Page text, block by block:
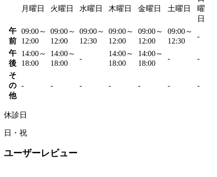
月曜日 火曜日 水曜日 木曜日 金曜日 土曜日
曜
日
午
前
09:00～
12:00
09:00～
12:00
09:00～
12:30
09:00～
12:00
09:00～
12:00
09:00～
12:30
-
午
後
14:00～
18:00
14:00～
18:00
-
14:00～
18:00
14:00～
18:00
- -
そ
の
他
- - - - - - -
休診日
日・祝
ユーザーレビュー